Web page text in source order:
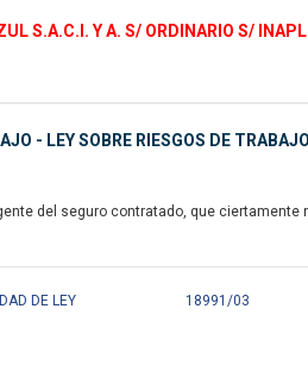
S.A.C.I. Y A. S/ ORDINARIO S/
- LEY SOBRE RIESGOS DE
del seguro contratado, que ciertamente
DE LEY 18991/03